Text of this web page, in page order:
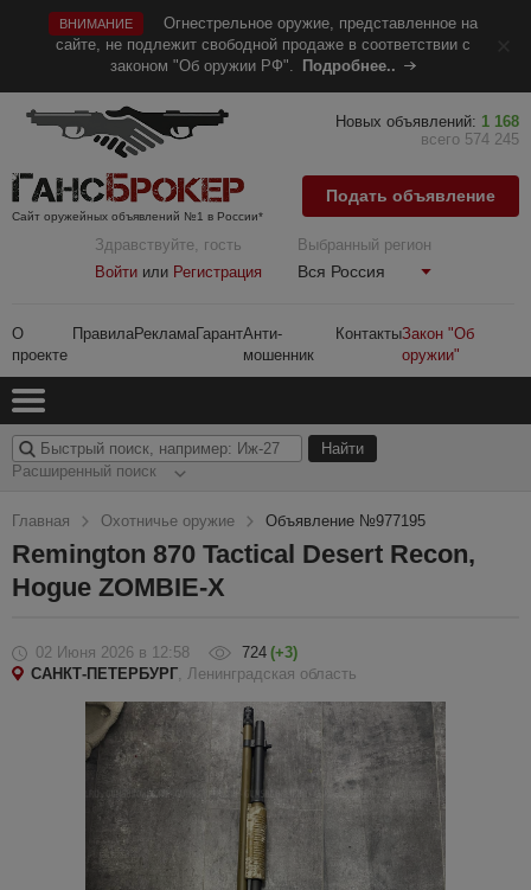
ВНИМАНИЕ
Огнестрельное оружие, представленное на
сайте, не подлежит свободной продаже в соответствии с
законом "Об оружии РФ".
Подробнее..
Сайт оружейных объявлений №1 в России*
Здравствуйте, гость
Войти или Регистрация
Выбранный регион
Вся Россия
О
проекте
ПравилаРекламаГарантАнти-
мошенник
КонтактыЗакон "Об
оружии"
Новых объявлений: 1 168
всего 574 245
Подать объявление
Расширенный поиск
Главная Охотничье оружие Объявление №977195
Remington 870 Tactical Desert Recon,
Hogue ZOMBIE-X
02 Июня 2026 в 12:58 724 (+3)
САНКТ-ПЕТЕРБУРГ, Ленинградская область